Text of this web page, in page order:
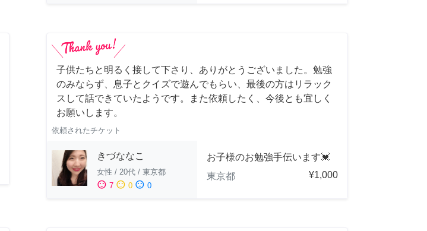
子供たちと明るく接して下さり、ありがとうございました。勉強
のみならず、息子とクイズで遊んでもらい、最後の方はリラック
スして話できていたようです。また依頼したく、今後とも宜しく
お願いします。
依頼されたチケット
きづななこ
女性 / 20代 / 東京都
sentiment_satisfied 7 sentiment_neutral 0 sentiment_dissatisfied 0
お子様のお勉強手伝います💓
東京都
¥1,000